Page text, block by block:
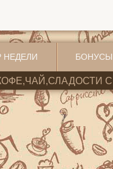
НЕДЕЛИ
С